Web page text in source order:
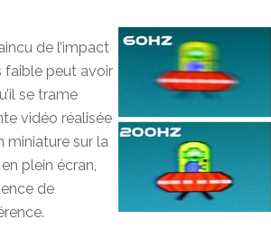
de l’impact
faible peut avoir
se trame
vidéo réalisée
miniature sur la
plein écran,
de